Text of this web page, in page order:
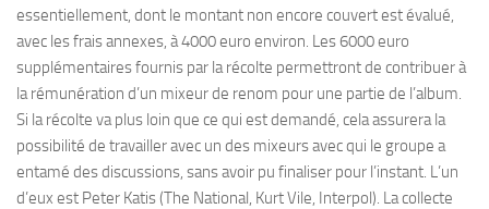
essentiellement, dont le montant non encore couvert est évalué,
avec les frais annexes, à 4000 euro environ. Les 6000 euro
supplémentaires fournis par la récolte permettront de contribuer à
la rémunération d’un mixeur de renom pour une partie de l’album.
Si la récolte va plus loin que ce qui est demandé, cela assurera la
possibilité de travailler avec un des mixeurs avec qui le groupe a
entamé des discussions, sans avoir pu finaliser pour l’instant. L’un
d’eux est Peter Katis (The National, Kurt Vile, Interpol). La collecte